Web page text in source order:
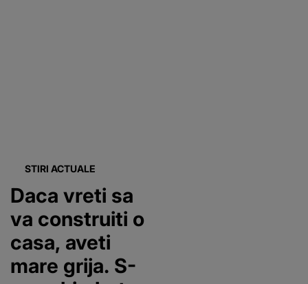
STIRI ACTUALE
Daca vreti sa
va construiti o
casa, aveti
mare grija. S-